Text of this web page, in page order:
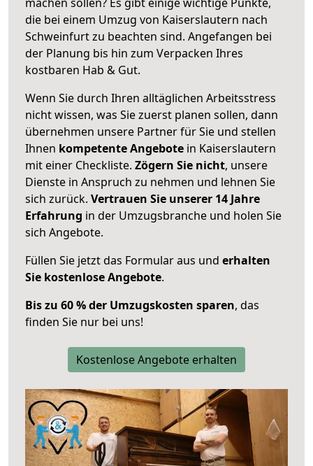
die bei einem Umzug von Kaiserslautern nach
Schweinfurt zu beachten sind. Angefangen bei
der Planung bis hin zum Verpacken Ihres
kostbaren Hab & Gut.
Wenn Sie durch Ihren alltäglichen Arbeitsstress
nicht wissen, was Sie zuerst planen sollen, dann
übernehmen unsere Partner für Sie und stellen
Ihnen kompetente Angebote in Kaiserslautern
mit einer Checkliste. Zögern Sie nicht, unsere
Dienste in Anspruch zu nehmen und lehnen Sie
sich zurück. Vertrauen Sie unserer 14 Jahre
Erfahrung in der Umzugsbranche und holen Sie
sich Angebote.
Füllen Sie jetzt das Formular aus und erhalten
Sie kostenlose Angebote.
Bis zu 60 % der Umzugskosten sparen, das
finden Sie nur bei uns!
Kostenlose Angebote erhalten